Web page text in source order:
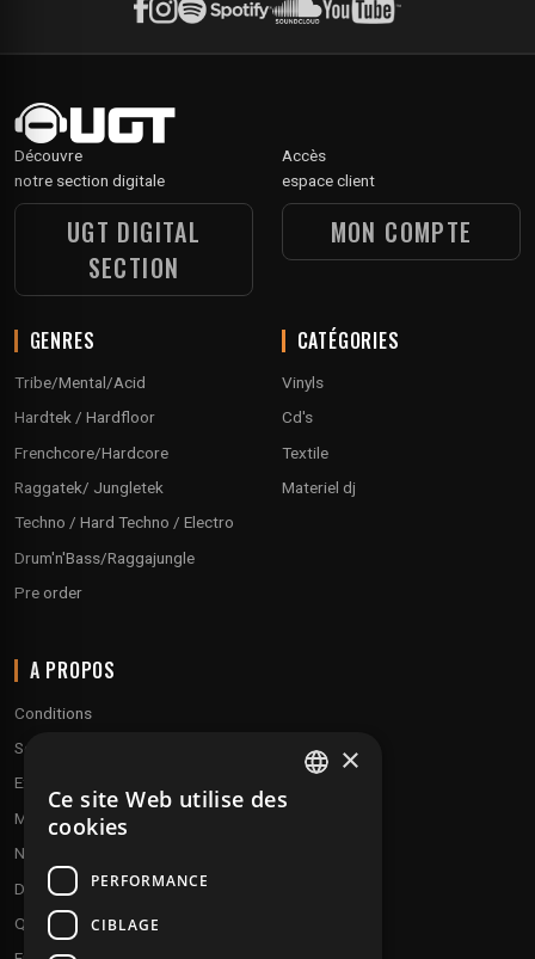
Découvre
notre section digitale
UGT DIGITAL
SECTION
Accès
espace client
MON COMPTE
GENRES
Tribe/Mental/Acid
Hardtek / Hardfloor
Frenchcore/Hardcore
Raggatek/ Jungletek
Techno / Hard Techno / Electro
Drum'n'Bass/Raggajungle
Pre order
CATÉGORIES
Vinyls
Cd's
Textile
Materiel dj
A PROPOS
Conditions
Service client
Expédition & retours
Modes de paiement
Notre programme de fidélité
Disques cadeaux
Qui sommes-nous ?
×
Ce site Web utilise des
cookies
PERFORMANCE
CIBLAGE